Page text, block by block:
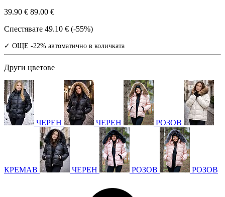
39.90 € 89.00 €
Спестявате 49.10 € (-55%)
✓ ОЩЕ -22% автоматично в количката
Други цветове
ЧЕРЕН ЧЕРЕН РОЗОВ
КРЕМАВ ЧЕРЕН РОЗОВ РОЗОВ